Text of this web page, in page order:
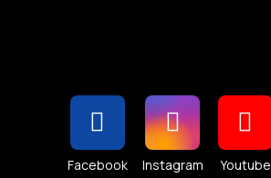
Facebook Instagram Youtube